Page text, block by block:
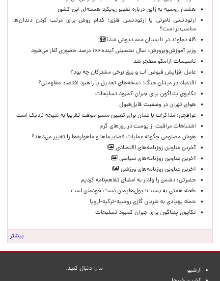
هشدار روسیه به ژاپن درباره تغییر رویکرد هسته‌ای این کشور
ارتودنسی نامرئی یا ارتودنسی فلزی؛ کدام روش برای مرتب کردن دندان‌ها
مناسب‌تر است؟
قله دماوند در تابستان سفیدپوش شد!
وزیر آموزش‌وپرورش: سال تحصیلی آینده ۱۰۰ درصد حضوری آغاز می‌شود
تاسیسات آرامکو منفجر شد
عامل افزایش قبوض آب و برق برخی مشترکان چه بود؟
اقتصاد در میدان جنگ؛ نسخه‌های تعدیل یا راهبرد اقتصاد مقاومتی؟
تکاپوی پنتاگون برای جبران کمبود تسلیحات
هوای تهران در وضعیت قابل‌قبول
عراقچی: مذاکرات با عمان برای تعیین مسیر موقت تقریبا به نتیجه نزدیک است
اشتباهات مراقبت از پوست در روزهای گرم
هوش مصنوعی چگونه عملیات فضاپیماها و ماهواره‌ها را تغییر می‌دهد؟
آخرین عناوین روزنامه‌های اقتصادی
آخرین عناوین روزنامه‌های سیاسی
آخرین عناوین روزنامه‌های ورزشی
حضرتی: دشمن را وادار به امضای تفاهم‌نامه کردیم
طعنه همتی به بسنت؛ پول‌هایمان دست خودمان است
حمله پهپادی به شریان گازی روسیه-ترکیه-اروپا
تکاپوی پنتاگون برای جبران کمبود تسلیحات
بیشتر
آرشیو
ما را دنبال کنید.